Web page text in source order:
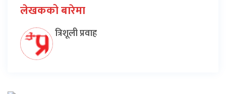
लेखकको बारेमा
त्रिशूली प्रवाह